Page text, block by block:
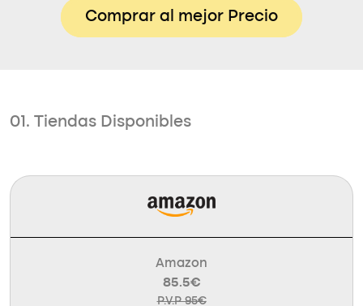
Comprar al mejor Precio
01. Tiendas Disponibles
Amazon
85.5€
P.V.P 95€